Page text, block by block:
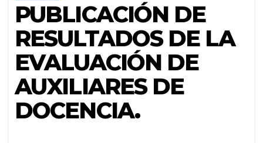
PUBLICACIÓN DE
RESULTADOS DE LA
EVALUACIÓN DE
AUXILIARES DE
DOCENCIA.